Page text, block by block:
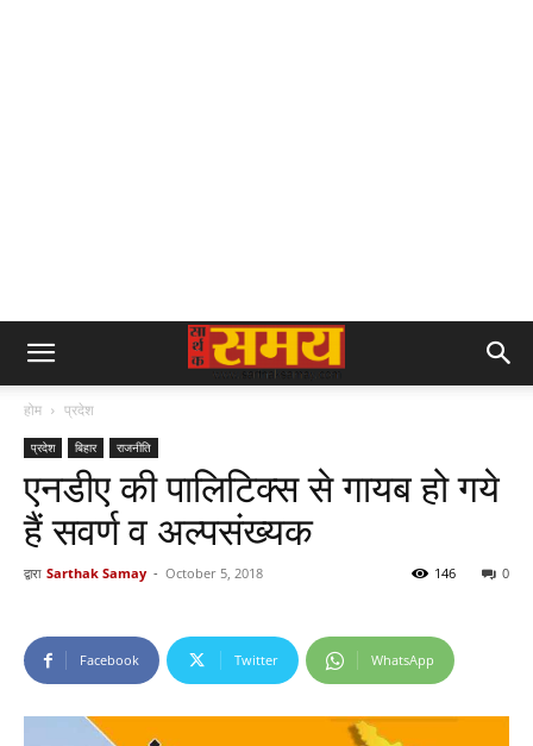
होम प्रदेश
प्रदेश बिहार राजनीति
एनडीए की पालिटिक्स से गायब हो गये
हैं सवर्ण व अल्पसंख्यक
द्वारा Sarthak Samay - October 5, 2018 0
146
Facebook Twitter WhatsApp